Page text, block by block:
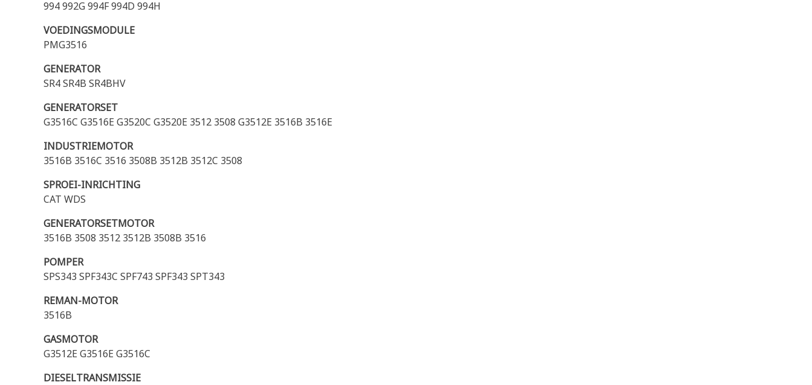
994 992G 994F 994D 994H
VOEDINGSMODULE
PMG3516
GENERATOR
SR4 SR4B SR4BHV
GENERATORSET
G3516C G3516E G3520C G3520E 3512 3508 G3512E 3516B 3516E
INDUSTRIEMOTOR
3516B 3516C 3516 3508B 3512B 3512C 3508
SPROEI-INRICHTING
CAT WDS
GENERATORSETMOTOR
3516B 3508 3512 3512B 3508B 3516
POMPER
SPS343 SPF343C SPF743 SPF343 SPT343
REMAN-MOTOR
3516B
GASMOTOR
G3512E G3516E G3516C
DIESELTRANSMISSIE